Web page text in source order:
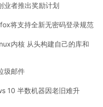
业者推出奖励计划
将支持全新无密码登录规范
内核 从头构建自己的库和
圾邮件
10 半数机器因老旧难升